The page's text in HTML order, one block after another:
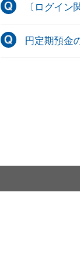
〔ログイン
円定期預金